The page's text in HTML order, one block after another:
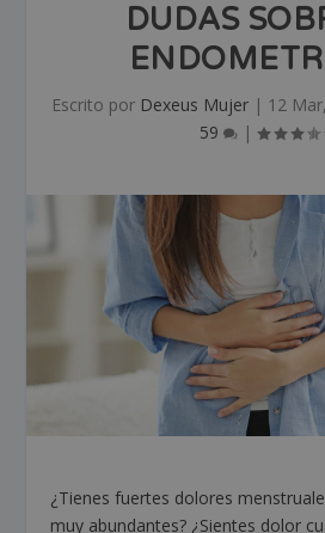
DUDAS
Escrito por Dexeus Mujer | 12
59
|
¿Tienes fuertes dolores
muy abundantes? ¿Sientes dolor